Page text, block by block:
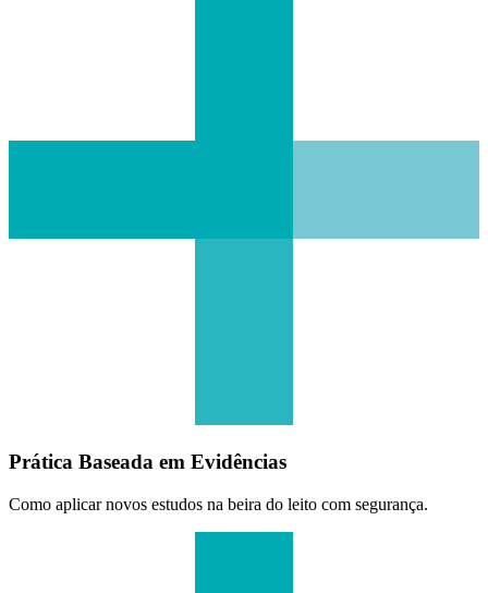
Prática Baseada em Evidências
Como aplicar novos estudos na beira do leito com segurança.